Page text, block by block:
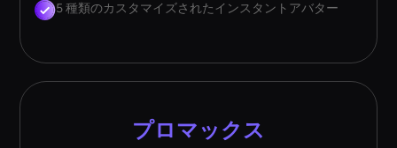
5 種類のカスタマイズされたインスタントアバター
プロマックス